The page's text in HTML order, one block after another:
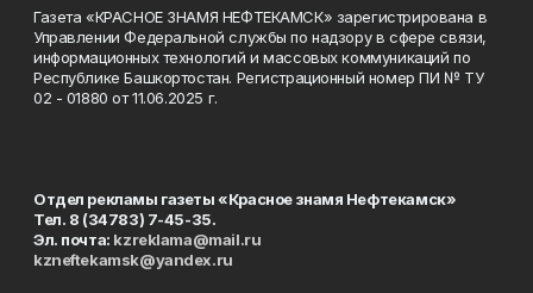
Газета «КРАСНОЕ ЗНАМЯ НЕФТЕКАМСК» зарегистрирована в
Управлении Федеральной службы по надзору в сфере связи,
информационных технологий и массовых коммуникаций по
Республике Башкортостан. Регистрационный номер ПИ № ТУ
02 - 01880 от 11.06.2025 г.
Отдел рекламы газеты «Красное знамя Нефтекамск»
Тел. 8 (34783) 7-45-35.
Эл. почта: kzreklama@mail.ru
kzneftekamsk@yandex.ru